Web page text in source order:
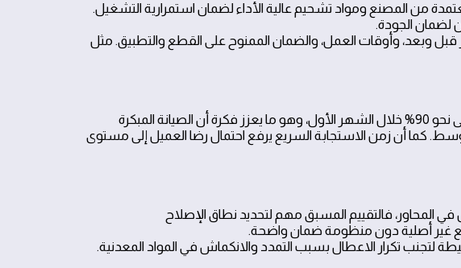
من المصنع ومواد تشحيم عالية الأداء لضمان استمرارية التشغيل.
لضمان الجودة.
قبل وبعد، وأوقات العمل، والضمان الممنوح على القطع والتطبيق. مثل
تُشير بيانات العملاء إلى انخفاض معدل الأعطال المحتملة إلى نحو 90% خلال الشهر الأول، وهو ما يعزز فكرة أن الصيانة المبكرة
كما أن زمن الاستجابة السريع يرفع احتمال رضا العميل إلى مستوى
المحاور، فالتقييم المسبق مهم لتحديد نطاق الإصلاح
لتجنب تكرار الاعطال بسبب التمدد والانكماش في المواد المعدنية.